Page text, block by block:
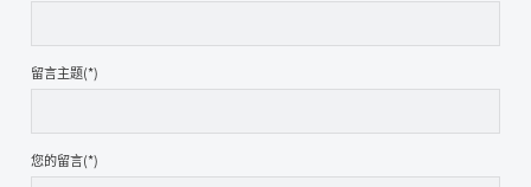
留言主题(*)
您的留言(*)